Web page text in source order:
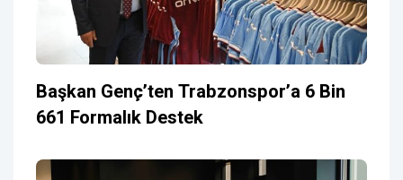
Başkan Genç’ten Trabzonspor’a 6 Bin
661 Formalık Destek